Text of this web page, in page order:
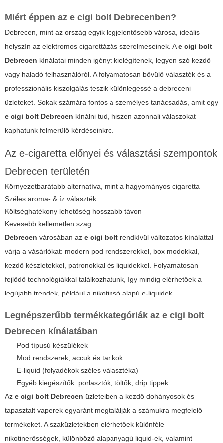
Miért éppen az e cigi bolt Debrecenben?
Debrecen, mint az ország egyik legjelentősebb városa, ideális
helyszín az elektromos cigarettázás szerelmeseinek. Ae cigi bolt
Debrecen kínálatai minden igényt kielégítenek, legyen szó kezdő
vagy haladó felhasználóról. A folyamatosan bővülő választék és a
professzionális kiszolgálás teszik különlegessé a debreceni
üzleteket. Sokak számára fontos a személyes tanácsadás, amit egy
e cigi bolt Debrecen kínálni tud, hiszen azonnali válaszokat
kaphatunk felmerülő kérdéseinkre.
Az e-cigaretta előnyei és választási szempontok
Debrecen területén
Környezetbarátabb alternatíva, mint a hagyományos cigaretta
Széles aroma- & íz választék
Költséghatékony lehetőség hosszabb távon
Kevesebb kellemetlen szag
Debrecen városában az e cigi bolt rendkívül változatos kínálattal
várja a vásárlókat: modern pod rendszerekkel, box modokkal,
kezdő készletekkel, patronokkal és liquidekkel. Folyamatosan
fejlődő technológiákkal találkozhatunk, így mindig elérhetőek a
legújabb trendek, például a nikotinsó alapú e-liquidek.
Legnépszerűbb termékkategóriák az e cigi bolt
Debrecen kínálatában
Pod típusú készülékek
Mod rendszerek, accuk és tankok
E-liquid (folyadékok széles választéka)
Egyéb kiegészítők: porlasztók, töltők, drip tippek
Az e cigi bolt Debrecen üzleteiben a kezdő dohányosok és
tapasztalt vaperek egyaránt megtalálják a számukra megfelelő
termékeket. A szaküzletekben elérhetőek különféle
nikotinerősségek, különböző alapanyagú liquid-ek, valamint